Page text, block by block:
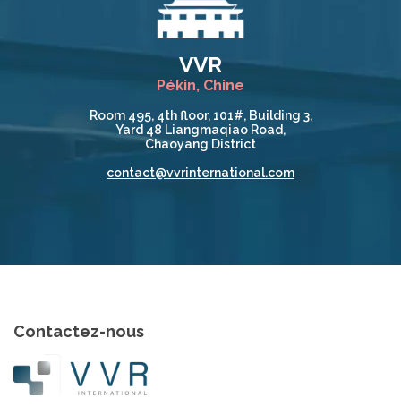
VVR
Pékin, Chine
Room 495, 4th floor, 101#, Building 3,
Yard 48 Liangmaqiao Road,
Chaoyang District
contact@vvrinternational.com
Contactez-nous